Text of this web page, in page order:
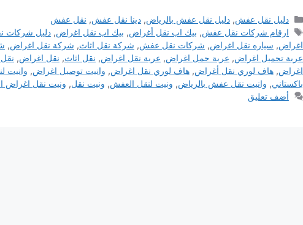
التصنيفات
دليل نقل عفش,دليل نقل عفش بالرياض,دينا نقل عفش, نقل عفش
الوسوم
ارقام شركات نقل عفش, بيك اب نقل أغراض, بيك اب نقل اغراض,دليل شركات
اغراض, سياره نقل اغراض, شركات نقل عفش, شركة نقل اثاث, شركة نقل اغراض,
عربة تحميل اغراض, عربة حمل اغراض, عربة نقل اغراض, نقل اثاث, نقل اغراض,
اغراض, هاف لوري نقل أغراض, هاف لوري نقل اغراض, وانيت توصيل اغراض, وانيت
باكستاني, وانيت نقل عفش بالرياض, ونيت لنقل العفش, ونيت نقل, ونيت نقل اغراض
أضف تعليق